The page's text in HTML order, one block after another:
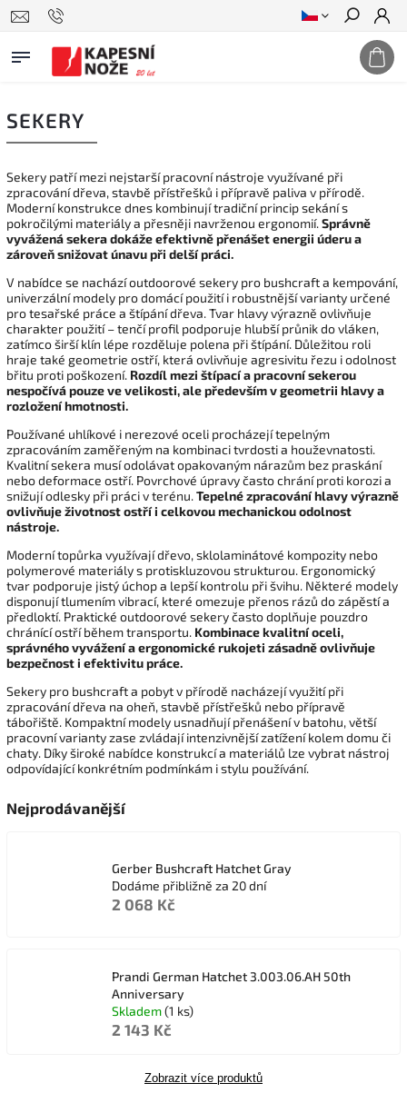
Hledat
SEKERY
Sekery patří mezi nejstarší pracovní nástroje využívané při
zpracování dřeva, stavbě přístřešků i přípravě paliva v přírodě.
Moderní konstrukce dnes kombinují tradiční princip sekání s
pokročilými materiály a přesněji navrženou ergonomií.Správně
vyvážená sekera dokáže efektivně přenášet energii úderu a
zároveň snižovat únavu při delší práci.
V nabídce se nachází outdoorové sekery pro bushcraft a kempování,
univerzální modely pro domácí použití i robustnější varianty určené
pro tesařské práce a štípání dřeva. Tvar hlavy výrazně ovlivňuje
charakter použití – tenčí profil podporuje hlubší průnik do vláken,
zatímco širší klín lépe rozděluje polena při štípání. Důležitou roli
hraje také geometrie ostří, která ovlivňuje agresivitu řezu i odolnost
břitu proti poškození. Rozdíl mezi štípací a pracovní sekerou
nespočívá pouze ve velikosti, ale především v geometrii hlavy a
rozložení hmotnosti.
Používané uhlíkové i nerezové oceli procházejí tepelným
zpracováním zaměřeným na kombinaci tvrdosti a houževnatosti.
Kvalitní sekera musí odolávat opakovaným nárazům bez praskání
nebo deformace ostří. Povrchové úpravy často chrání proti korozi a
snižují odlesky při práci v terénu.Tepelné zpracování hlavy výrazně
ovlivňuje životnost ostří i celkovou mechanickou odolnost
nástroje.
Moderní topůrka využívají dřevo, sklolaminátové kompozity nebo
polymerové materiály s protiskluzovou strukturou. Ergonomický
tvar podporuje jistý úchop a lepší kontrolu při švihu. Některé modely
disponují tlumením vibrací, které omezuje přenos rázů do zápěstí a
předloktí. Praktické outdoorové sekery často doplňuje pouzdro
chránící ostří během transportu. Kombinace kvalitní oceli,
správného vyvážení a ergonomické rukojeti zásadně ovlivňuje
bezpečnost i efektivitu práce.
Sekery pro bushcraft a pobyt v přírodě nacházejí využití při
zpracování dřeva na oheň, stavbě přístřešků nebo přípravě
tábořiště. Kompaktní modely usnadňují přenášení v batohu, větší
pracovní varianty zase zvládají intenzivnější zatížení kolem domu či
chaty. Díky široké nabídce konstrukcí a materiálů lze vybrat nástroj
odpovídající konkrétním podmínkám i stylu používání.
Nejprodávanější
Gerber Bushcraft Hatchet Gray
Dodáme přibližně za 20 dní
2 068 Kč
Prandi German Hatchet 3.003.06.AH 50th
Anniversary
Skladem(1 ks)
2 143 Kč
Zobrazit více produktů